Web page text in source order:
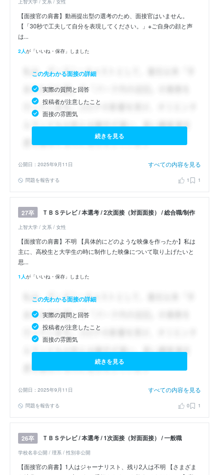
【面接官の肩書】動画提出型の選考のため、面接官はいません。
【「30秒で工夫して自分を表現してください。」※ご自身の顔と声
は...
2人が「いいね・保存」しました
この先わかる面接の詳細
実際の質問と回答
投稿者が注意したこと
面接の雰囲気
続きを見る
公開日：2025年9月11日 すべての内容を見る
問題を報告する 1 1
27卒 ＴＢＳテレビ / 本選考 / 2次面接（対面面接） / 総合職/制作
上智大学 / 文系 / 女性
【面接官の肩書】不明 【具体的にどのような映像を作ったか】私は
主に、高校生と大学生の時に制作した映像について取り上げたいと
思...
1人が「いいね・保存」しました
この先わかる面接の詳細
実際の質問と回答
投稿者が注意したこと
面接の雰囲気
続きを見る
公開日：2025年9月11日 すべての内容を見る
問題を報告する 0 1
26卒 ＴＢＳテレビ / 本選考 / 1次面接（対面面接） / 一般職
学校名非公開 / 理系 / 性別非公開
【面接官の肩書】1人はジャーナリスト、残り2人は不明 【さまざま